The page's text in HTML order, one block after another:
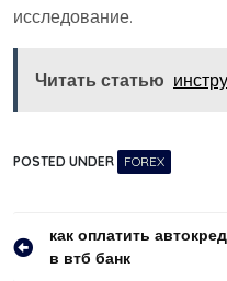
исследование.
Читать статью
POSTED UNDER FOREX
Навигация
как оплатить
в втб банк